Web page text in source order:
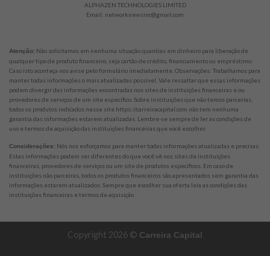
ALPHAZEN TECHNOLOGIES LIMITED
Email: networknewsinc@gmail.com
Atenção: Não solicitamos em nenhuma situação quantias em dinheiro para liberação de
qualquer tipo de produto financeiro, seja cartão de crédito, financiamento ou empréstimo.
Caso isto aconteça nos avise pelo formulário imediatamente. Observações: Trabalhamos para
manter todas informações o mais atualizadas possível. Vale ressaltar que essas informações
podem divergir das informações encontradas nos sites de instituições financeiras e ou
provedores de serviços de um site específico. Sobre instituições que não temos parcerias,
todos os produtos indicados nesse site https://carreiracapital.com não tem nenhuma
garantia das informações estarem atualizadas. Lembre-se sempre de ler as condições de
uso e termos de aquisição das instituições financeiras que você escolher.
Considerações: Nós nos esforçamos para manter todas informações atualizadas e precisas.
Estas informações podem ser diferentes do que você vê nos sites de instituições
financeiras, provedores de serviços ou um site de produtos específicos. Em caso de
instituições não parceiras, todos os produtos financeiros são apresentados sem garantia das
informações estarem atualizados. Sempre que escolher sua oferta leia as condições das
instituições financeiras e termos de aquisição.
Copyright 2026 © Carreira Capital